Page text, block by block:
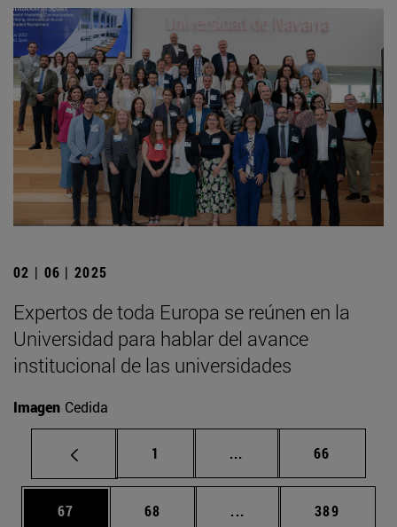
02 | 06 | 2025
Expertos de toda Europa se reúnen en la
Universidad para hablar del avance
institucional de las universidades
Imagen Cedida
Página
1 ... Páginas intermedias
Página
66
Página
67 Página
68 ... Páginas intermedias
Página
389